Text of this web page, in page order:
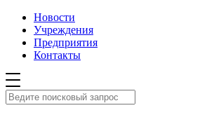
Новости
Учреждения
Предприятия
Контакты